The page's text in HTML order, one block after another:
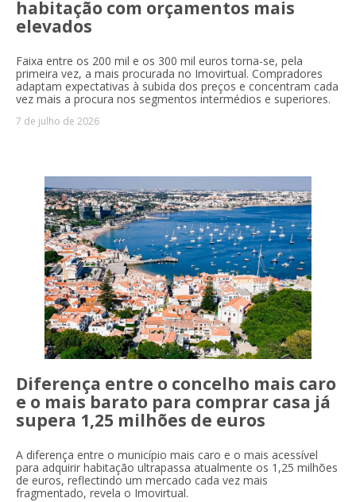
habitação com orçamentos mais
elevados
Faixa entre os 200 mil e os 300 mil euros torna-se, pela
primeira vez, a mais procurada no Imovirtual. Compradores
adaptam expectativas à subida dos preços e concentram cada
vez mais a procura nos segmentos intermédios e superiores.
7 de julho de 2026
Diferença entre o concelho mais caro
e o mais barato para comprar casa já
supera 1,25 milhões de euros
A diferença entre o município mais caro e o mais acessível
para adquirir habitação ultrapassa atualmente os 1,25 milhões
de euros, reflectindo um mercado cada vez mais
fragmentado, revela o Imovirtual.